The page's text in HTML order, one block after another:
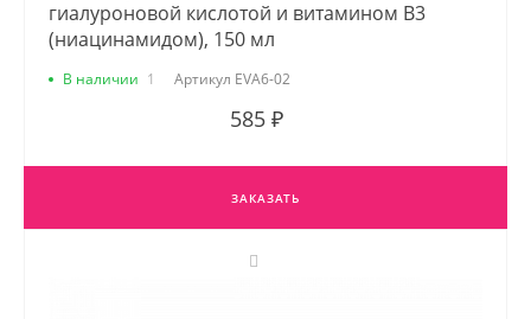
гиалуроновой кислотой и витамином B3
(ниацинамидом), 150 мл
В наличии 1 Артикул EVA6-02
585 ₽
ЗАКАЗАТЬ